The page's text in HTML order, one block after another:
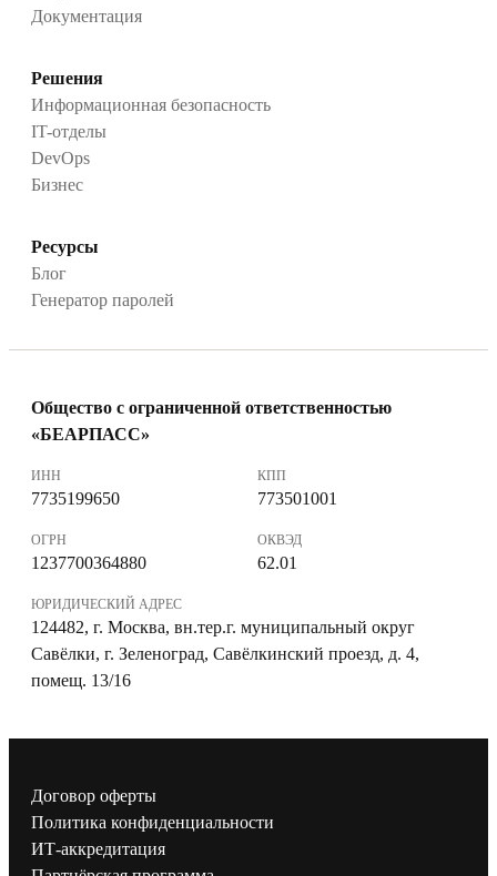
Документация
Решения
Информационная безопасность
IT-отделы
DevOps
Бизнес
Ресурсы
Блог
Генератор паролей
Общество с ограниченной ответственностью
«БЕАРПАСС»
ИНН
7735199650
КПП
773501001
ОГРН
1237700364880
ОКВЭД
62.01
ЮРИДИЧЕСКИЙ АДРЕС
124482, г. Москва, вн.тер.г. муниципальный округ
Савёлки, г. Зеленоград, Савёлкинский проезд, д. 4,
помещ. 13/16
Договор оферты
Политика конфиденциальности
ИТ-аккредитация